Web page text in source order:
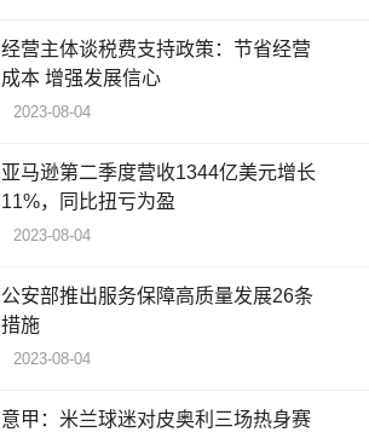
经营主体谈税费支持政策：节省经营
成本 增强发展信心
2023-08-04
亚马逊第二季度营收1344亿美元增长
11%，同比扭亏为盈
2023-08-04
公安部推出服务保障高质量发展26条
措施
2023-08-04
意甲：米兰球迷对皮奥利三场热身赛